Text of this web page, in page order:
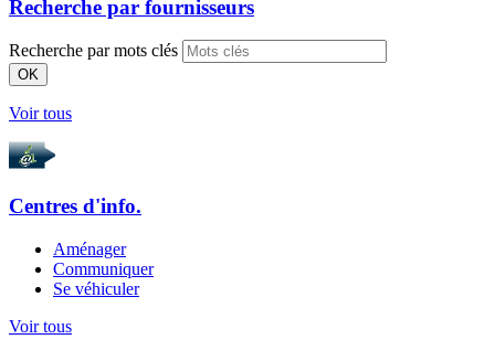
Recherche par fournisseurs
Recherche par mots clés
OK
Voir tous
Centres d'info.
Aménager
Communiquer
Se véhiculer
Voir tous